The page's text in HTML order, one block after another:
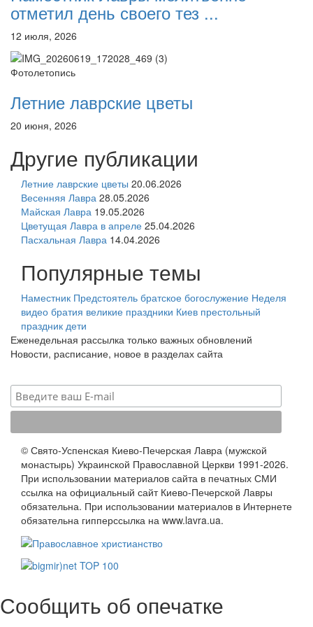
отметил день своего тез ...
12 июля, 2026
Фотолетопись
Летние лаврские цветы
20 июня, 2026
Другие публикации
Летние лаврские цветы 20.06.2026
Весенняя Лавра 28.05.2026
Майская Лавра 19.05.2026
Цветущая Лавра в апреле 25.04.2026
Пасхальная Лавра 14.04.2026
Популярные темы
Наместник Предстоятель братское богослужение Неделя
видео братия великие праздники Киев престольный
праздник дети
Еженедельная рассылка только важных обновлений
Новости, расписание, новое в разделах сайта
© Свято-Успенская Киево-Печерская Лавра (мужской
монастырь) Украинской Православной Церкви 1991-2026.
При использовании материалов сайта в печатных СМИ
ссылка на официальный сайт Киево-Печерской Лавры
обязательна. При использовании материалов в Интернете
обязательна гипперссылка на www.lavra.ua.
Сообщить об опечатке